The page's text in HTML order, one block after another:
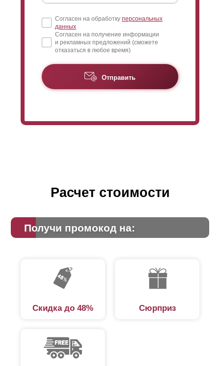
Согласен на обработку персональных
данных
Согласен на получение информации
и рекламных предложений (сможете
отказаться в любое время)
Отправить
Расчет стоимости
Получи промокод на:
Скидка до 48% Сюрприз